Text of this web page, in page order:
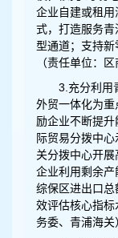
企业自建或租
式，打造服务
型通道；支持新
（责任单位：
3.充分利用
外贸一体化为
励企业不断提
际贸易分拨中
关分拨中心开
企业利用剩余
综保区进出口
效评估核心指
务委、青浦海关